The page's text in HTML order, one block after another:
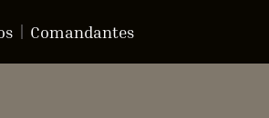
Comandantes